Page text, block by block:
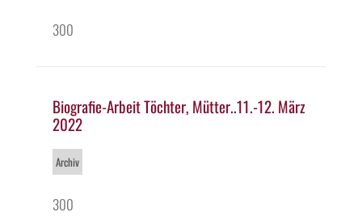
300
Biografie-Arbeit Töchter, Mütter..11.-12. März
2022
Archiv
300